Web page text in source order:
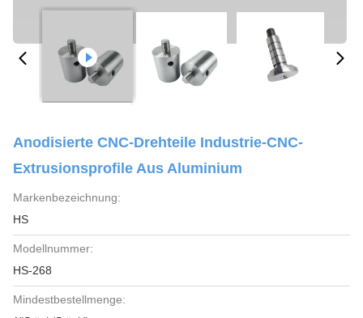
Anodisierte CNC-Drehteile Industrie-CNC-
Extrusionsprofile Aus Aluminium
Markenbezeichnung:
HS
Modellnummer:
HS-268
Mindestbestellmenge: